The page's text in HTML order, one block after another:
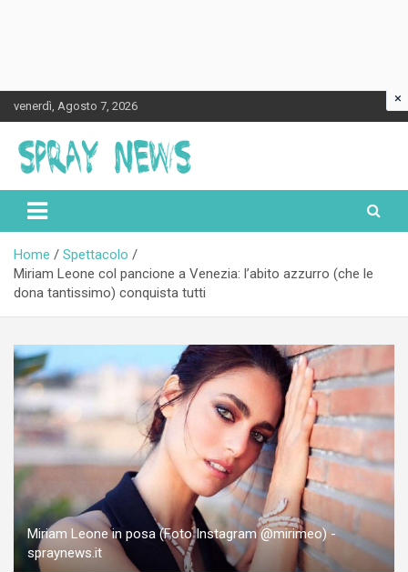
to
content
venerdì, Agosto 7, 2026
Spraynews.it
Home
Spettacolo
Miriam Leone col pancione a Venezia: l’abito azzurro (che le
dona tantissimo) conquista tutti
Miriam Leone in posa (Foto Instagram @mirimeo) -
spraynews.it
×